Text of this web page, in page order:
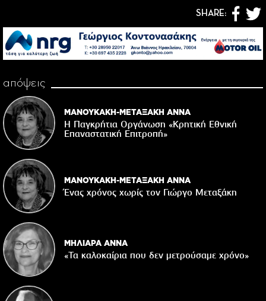
SHARE:
απόψεις
ΜΑΝΟΥΚΑΚΗ-ΜΕΤΑΞΑΚΗ ΑΝΝΑ
Η Παγκρήτια Οργάνωση «Κρητική Εθνική
Επαναστατική Eπιτροπή»
ΜΑΝΟΥΚΑΚΗ-ΜΕΤΑΞΑΚΗ ΑΝΝΑ
Ένας χρόνος χωρίς τον Γιώργο Μεταξάκη
ΜΗΛΙΑΡΑ ΑΝΝΑ
«Τα καλοκαίρια που δεν μετρούσαμε χρόνο»